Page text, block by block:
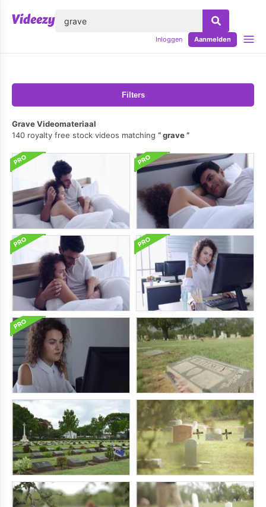
Inloggen Aanmelden
Filters
Grave Videomateriaal
140 royalty free stock videos matching
grave